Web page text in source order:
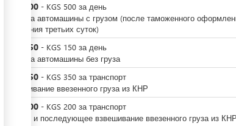
500 - KGS 500 за день
Стоянка автомашины с грузом (после таможенного
истечения третьих суток)
150 - KGS 150 за день
Стоянка автомашины без груза
350 - KGS 350 за транспорт
Взвешивание ввезенного груза из КНР
200 - KGS 200 за транспорт
Второе и последующее взвешивание ввезенного груза из КНР